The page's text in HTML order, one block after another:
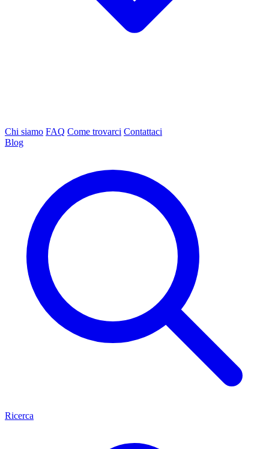
Chi siamo FAQ Come trovarci Contattaci
Blog
Ricerca